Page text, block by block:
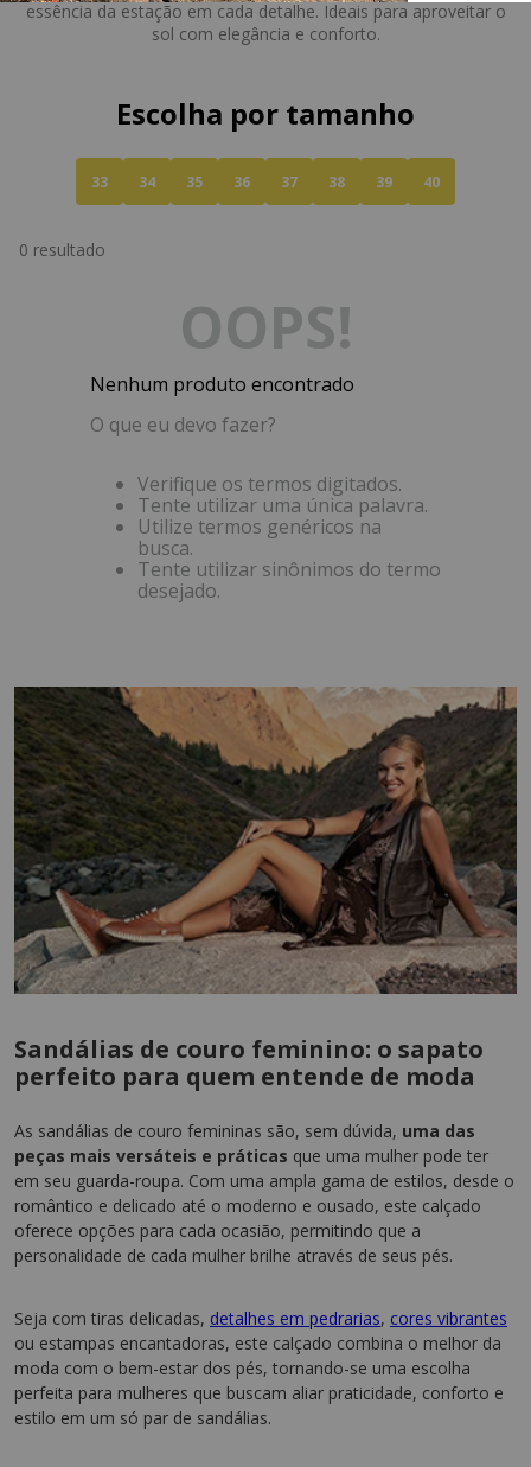
essência da estação em cada detalhe. Ideais para aproveitar o
sol com elegância e conforto.
Escolha por tamanho
33 34 35 36 37 38 39 40
0 resultado
OOPS!
Nenhum produto encontrado
O que eu devo fazer?
Verifique os termos digitados.
Tente utilizar uma única palavra.
Utilize termos genéricos na
busca.
Tente utilizar sinônimos do termo
desejado.
Sandálias de couro feminino: o sapato
perfeito para quem entende de moda
As sandálias de couro femininas são, sem dúvida, uma das
peças mais versáteis e práticas que uma mulher pode ter
em seu guarda-roupa. Com uma ampla gama de estilos, desde o
romântico e delicado até o moderno e ousado, este calçado
oferece opções para cada ocasião, permitindo que a
personalidade de cada mulher brilhe através de seus pés.
Seja com tiras delicadas, detalhes em pedrarias, cores vibrantes
ou estampas encantadoras, este calçado combina o melhor da
moda com o bem-estar dos pés, tornando-se uma escolha
perfeita para mulheres que buscam aliar praticidade, conforto e
estilo em um só par de sandálias.